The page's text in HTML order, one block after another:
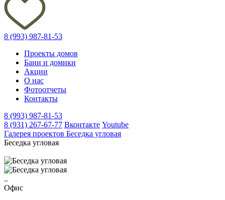
8 (993) 987-81-53
Проекты домов
Бани и домики
Акции
О нас
Фотоотчеты
Контакты
8 (993) 987-81-53
8 (931) 267-67-77 Вконтакте Youtube
Галерея проектов Беседка угловая
Беседка угловая
..
Офис